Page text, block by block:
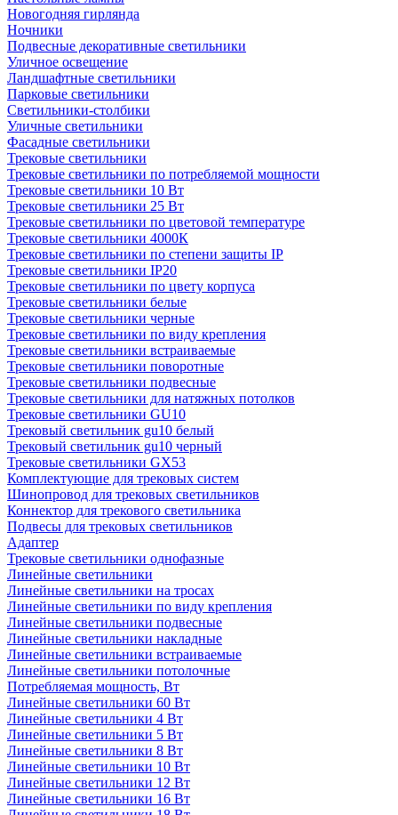
Новогодняя гирлянда
Ночники
Подвесные декоративные светильники
Уличное освещение
Ландшафтные светильники
Парковые светильники
Светильники-столбики
Уличные светильники
Фасадные светильники
Трековые светильники
Трековые светильники по потребляемой мощности
Трековые светильники 10 Вт
Трековые светильники 25 Вт
Трековые светильники по цветовой температуре
Трековые светильники 4000К
Трековые светильники по степени защиты IP
Трековые светильники IP20
Трековые светильники по цвету корпуса
Трековые светильники белые
Трековые светильники черные
Трековые светильники по виду крепления
Трековые светильники встраиваемые
Трековые светильники поворотные
Трековые светильники подвесные
Трековые светильники для натяжных потолков
Трековые светильники GU10
Трековый светильник gu10 белый
Трековый светильник gu10 черный
Трековые светильники GX53
Комплектующие для трековых систем
Шинопровод для трековых светильников
Коннектор для трекового светильника
Подвесы для трековых светильников
Адаптер
Трековые светильники однофазные
Линейные светильники
Линейные светильники на тросах
Линейные светильники по виду крепления
Линейные светильники подвесные
Линейные светильники накладные
Линейные светильники встраиваемые
Линейные светильники потолочные
Потребляемая мощность, Вт
Линейные светильники 60 Вт
Линейные светильники 4 Вт
Линейные светильники 5 Вт
Линейные светильники 8 Вт
Линейные светильники 10 Вт
Линейные светильники 12 Вт
Линейные светильники 16 Вт